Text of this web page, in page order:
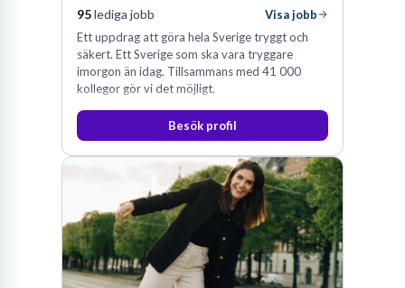
95lediga jobb
Visa jobb
Ett uppdrag att göra hela Sverige tryggt och
säkert. Ett Sverige som ska vara tryggare
imorgon än idag. Tillsammans med 41 000
kollegor gör vi det möjligt.
Besök profil